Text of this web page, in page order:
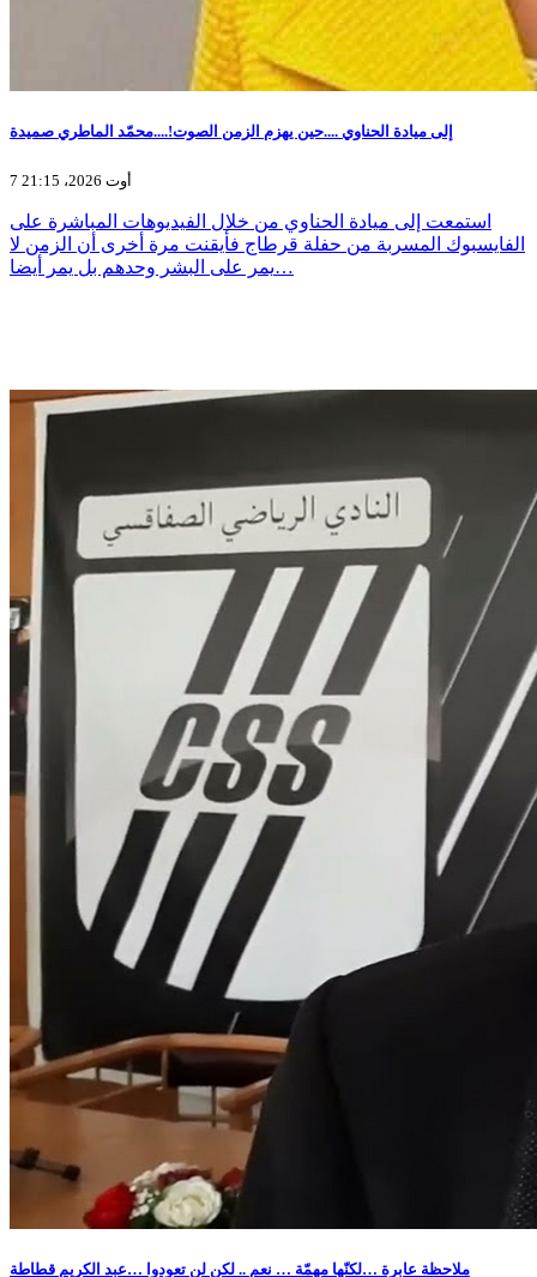
إلى ميادة الحناوي ....حين يهزم الزمن الصوت!....محمّد الماطري صميدة
7 أوت 2026، 21:15
استمعت إلى ميادة الحناوي من خلال الفيديوهات المباشرة على
الفايسبوك المسربة من حفلة قرطاج فأيقنت مرة أخرى أن الزمن لا
يمر على البشر وحدهم بل يمر أيضا…
ملاحظة عابرة …لكنّها مهمّة … نعم .. لكن لن تعودوا …عبد الكريم قطاطة